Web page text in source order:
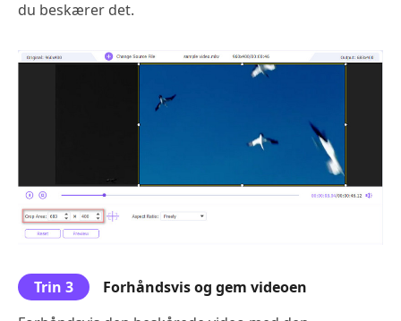
du beskærer det.
Trin 3
Forhåndsvis og gem videoen